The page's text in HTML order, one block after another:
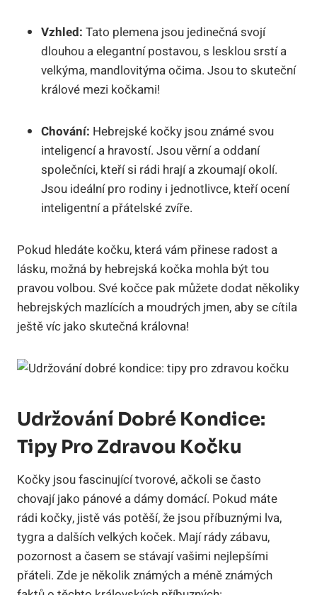
Vzhled: Tato plemena jsou jedinečná svojí
dlouhou a elegantní postavou, s lesklou srstí a
velkýma, mandlovitýma očima. Jsou to skuteční
králové mezi kočkami!
Chování: Hebrejské kočky jsou známé svou
inteligencí a hravostí. Jsou věrní a oddaní
společníci, kteří si rádi hrají a zkoumají okolí.
Jsou ideální pro rodiny i jednotlivce, kteří ocení
inteligentní a přátelské zvíře.
Pokud hledáte kočku, která vám přinese radost a
lásku, možná by hebrejská kočka mohla být tou
pravou volbou. Své kočce pak můžete dodat několiky
hebrejských mazlících a moudrých jmen, aby se cítila
ještě víc jako skutečná královna!
Udržování Dobré Kondice:
Tipy Pro Zdravou Kočku
Kočky jsou fascinující tvorové, ačkoli se často
chovají jako pánové a dámy domácí. Pokud máte
rádi kočky, jistě vás potěší, že jsou příbuznými lva,
tygra a dalších velkých koček. Mají rády zábavu,
pozornost a časem se stávají vašimi nejlepšími
přáteli. Zde je několik známých a méně známých